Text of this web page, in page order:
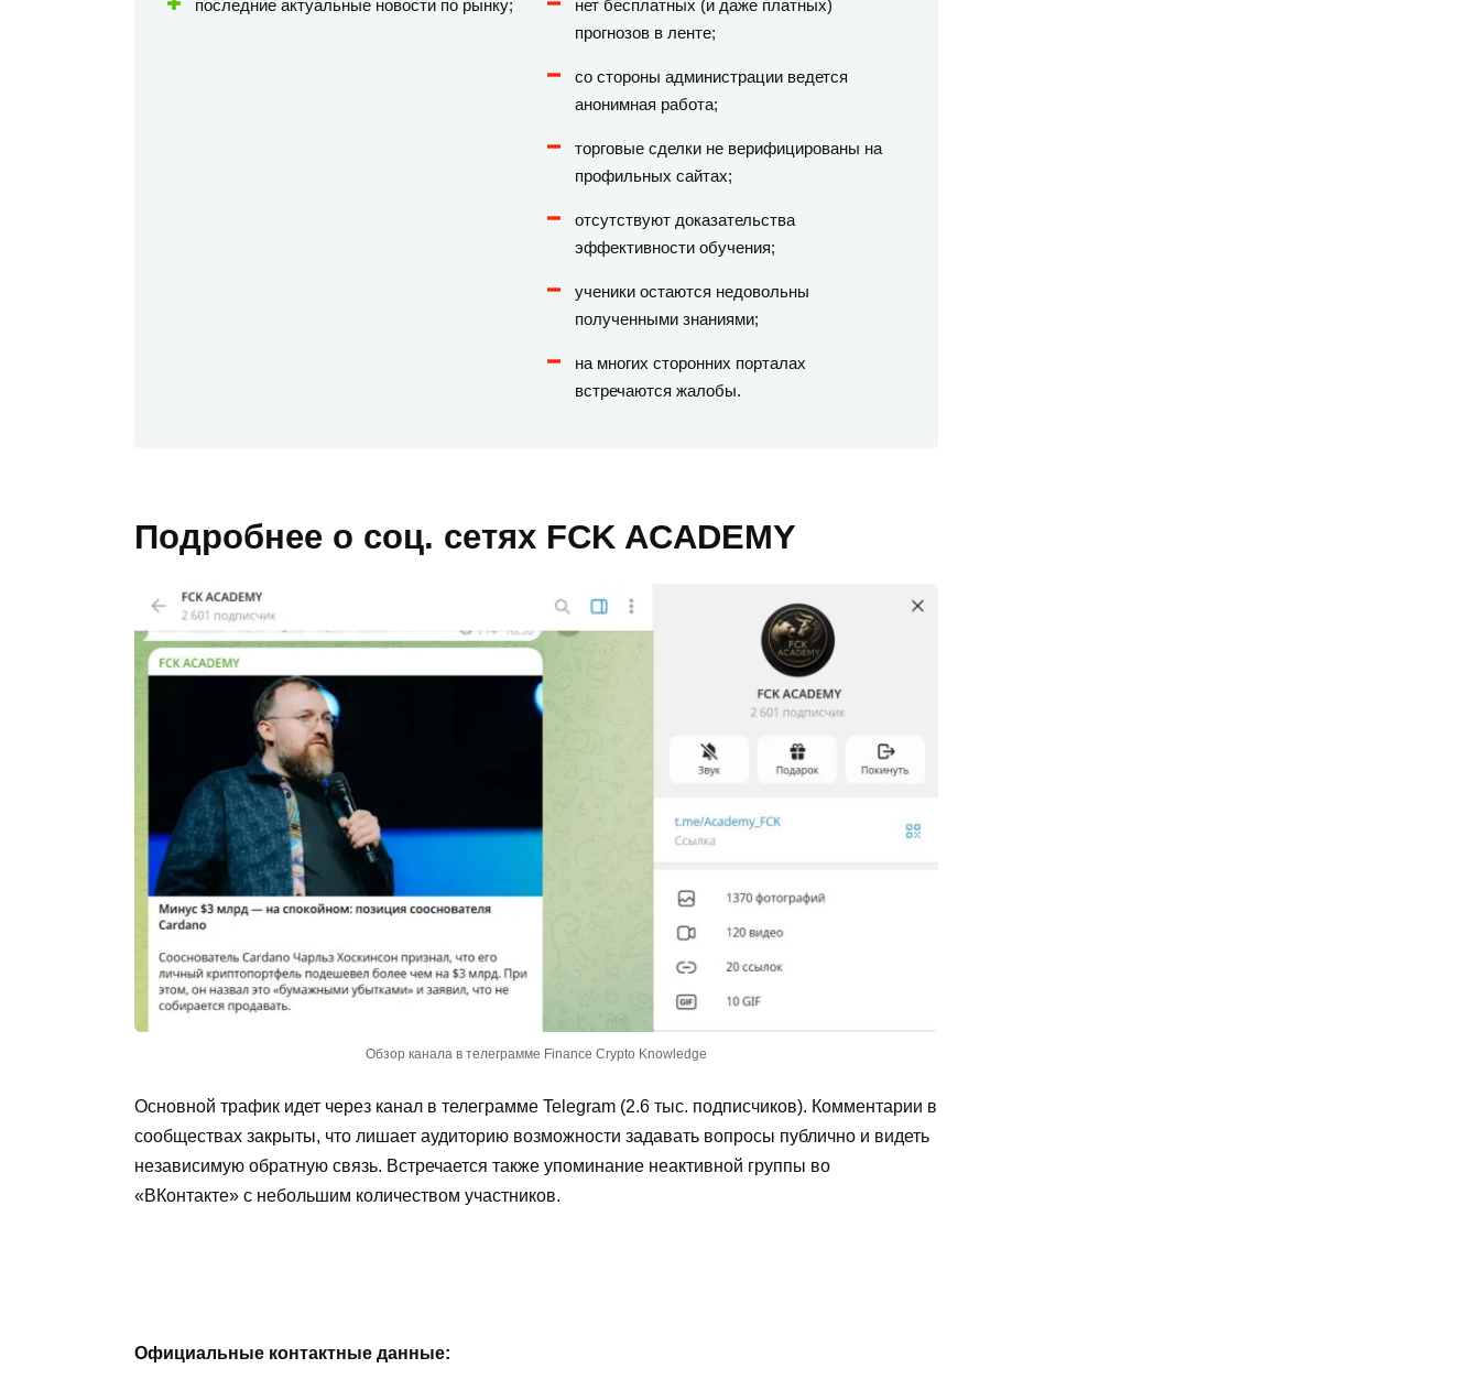
последние актуальные новости по рынку;
нет бесплатных (и даже платных)
прогнозов в ленте;
со стороны администрации ведется
анонимная работа;
торговые сделки не верифицированы на
профильных сайтах;
отсутствуют доказательства
эффективности обучения;
ученики остаются недовольны
полученными знаниями;
на многих сторонних порталах
встречаются жалобы.
Подробнее о соц. сетях FCK ACADEMY
Обзор канала в телеграмме Finance Crypto Knowledge
Основной трафик идет через канал в телеграмме Telegram (2.6 тыс. подписчиков). Комментарии в
сообществах закрыты, что лишает аудиторию возможности задавать вопросы публично и видеть
независимую обратную связь. Встречается также упоминание неактивной группы во
«ВКонтакте» с небольшим количеством участников.
Официальные контактные данные: